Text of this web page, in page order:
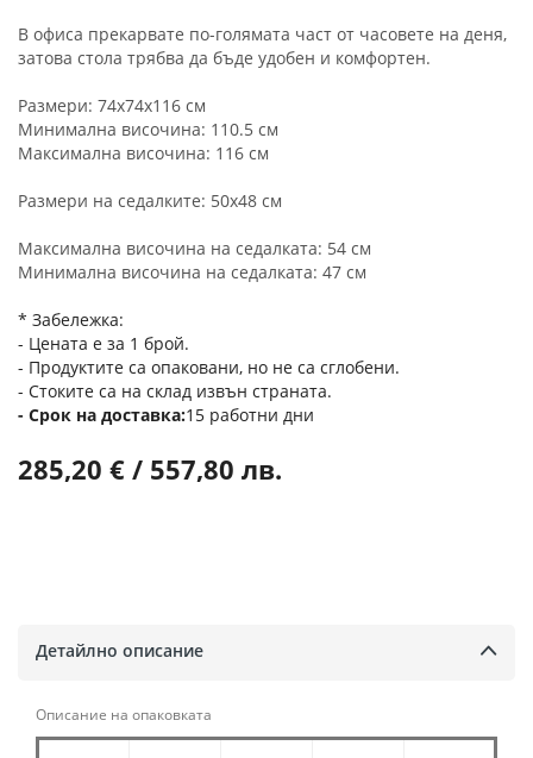
В офиса прекарвате по-голямата част от часовете на деня,
затова стола трябва да бъде удобен и комфортен.
Размери: 74x74x116 см
Минимална височина: 110.5 см
Максимална височина: 116 см
Размери на седалките: 50x48 см
Максимална височина на седалката: 54 см
Минимална височина на седалката: 47 см
* Забележка:
- Цената е за 1 брой.
- Продуктите са опаковани, но не са сглобени.
- Стоките са на склад извън страната.
Срок на доставка 15 работни дни
285,20 € / 557,80 лв.
Детайлно описание
Описание на опаковката